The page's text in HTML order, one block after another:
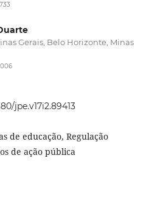
Gerais, Belo Horizonte, Minas
jpe.v17i2.89413
de educação, Regulação
de ação pública